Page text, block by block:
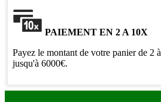
PAIEMENT EN 2 A 10X
Payez le montant de votre panier de 2
jusqu'à 6000€.